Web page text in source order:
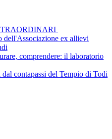
dell'Associazione ex allievi
comprendere: il laboratorio
contapassi del Tempio di Todi